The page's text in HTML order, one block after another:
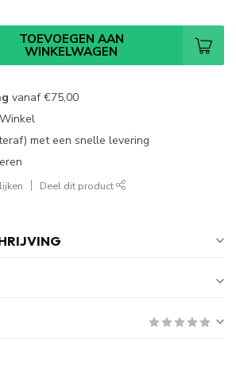
TOEVOEGEN AAN
WINKELWAGEN
vanaf€75,00
met een snelle levering
Deel dit product